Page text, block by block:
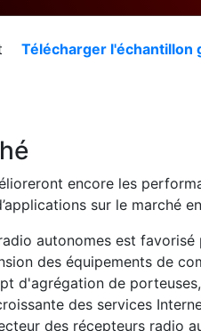
Télécharger l'échantillon
encore les
sur le marché
autonomes est
des équipements de
d'agrégation de
des services
des récepteurs radio